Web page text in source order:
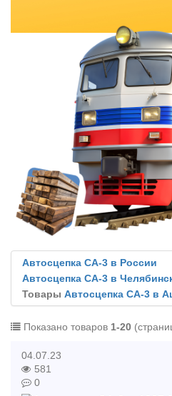
Автосцепка СА-3 в России
Автосцепка СА-3 в
Товары Автосцепка СА-3 в
Показано товаров 1-20
04.07.23
581
0